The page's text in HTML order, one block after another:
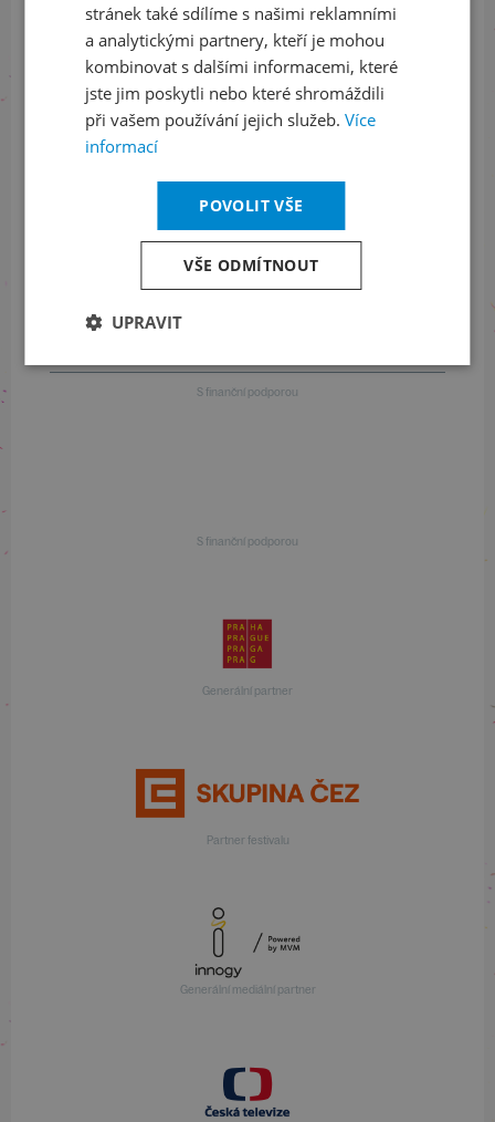
Informace o stavu objednávek
+420 461 049 232
Informace o programu
+420 257 310 414
S finanční podporou
S finanční podporou
Generální partner
Partner festivalu
Generální mediální partner
stránek také sdílíme s našimi reklamními
a analytickými partnery, kteří je mohou
kombinovat s dalšími informacemi, které
jste jim poskytli nebo které shromáždili
při vašem používání jejich služeb. Více
informací
POVOLIT VŠE
VŠE ODMÍTNOUT
UPRAVIT